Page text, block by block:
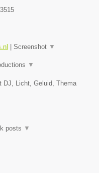
Screenshot ▼
▼
DJ, Licht, Geluid, Thema
posts ▼